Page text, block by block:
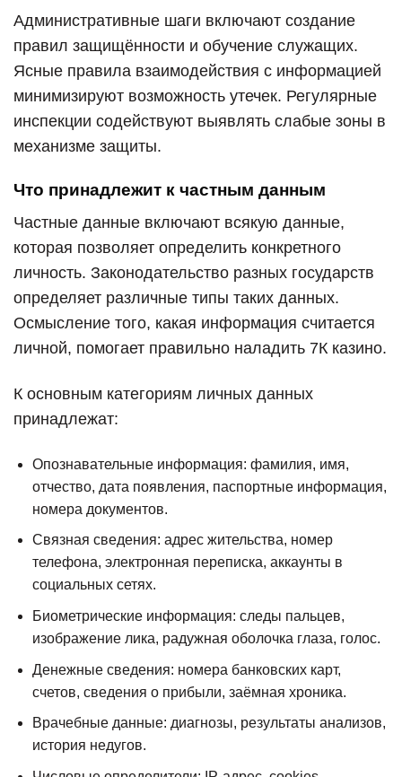
Административные шаги включают создание
правил защищённости и обучение служащих.
Ясные правила взаимодействия с информацией
минимизируют возможность утечек. Регулярные
инспекции содействуют выявлять слабые зоны в
механизме защиты.
Что принадлежит к частным данным
Частные данные включают всякую данные,
которая позволяет определить конкретного
личность. Законодательство разных государств
определяет различные типы таких данных.
Осмысление того, какая информация считается
личной, помогает правильно наладить 7К казино.
К основным категориям личных данных
принадлежат:
Опознавательные информация: фамилия, имя,
отчество, дата появления, паспортные информация,
номера документов.
Связная сведения: адрес жительства, номер
телефона, электронная переписка, аккаунты в
социальных сетях.
Биометрические информация: следы пальцев,
изображение лика, радужная оболочка глаза, голос.
Денежные сведения: номера банковских карт,
счетов, сведения о прибыли, заёмная хроника.
Врачебные данные: диагнозы, результаты анализов,
история недугов.